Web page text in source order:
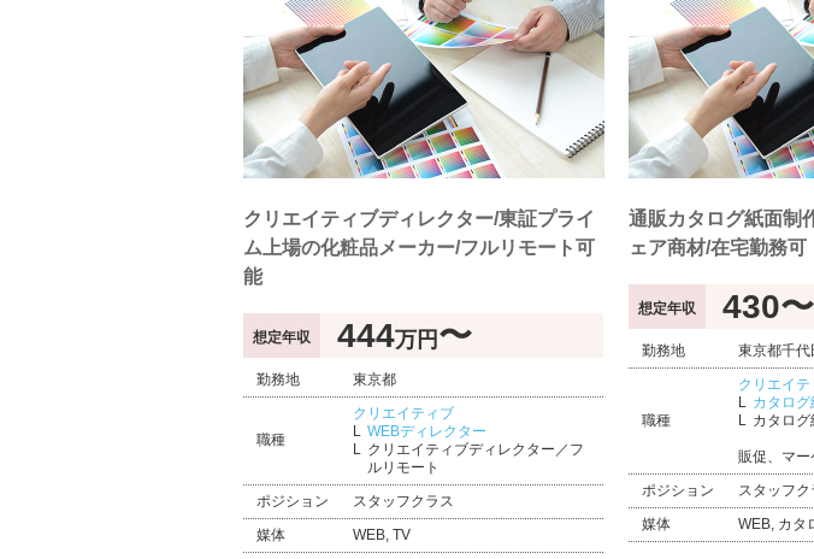
クリエイティブディレクター/東証プライ
ム上場の化粧品メーカー/フルリモート可
能
想定年収 444万円 〜
勤務地 東京都
職種
クリエイティブ
WEBディレクター
クリエイティブディレクター／フ
ルリモート
ポジション
スタッフクラス
媒体
WEB, TV
通販カタログ紙面制
ェア商材/在宅勤務
想定年収 430
勤務地 東京都千代
職種
クリエイテ
カタログ
カタロ
販促、マ
ポジション
スタッフク
媒体
WEB, カタ